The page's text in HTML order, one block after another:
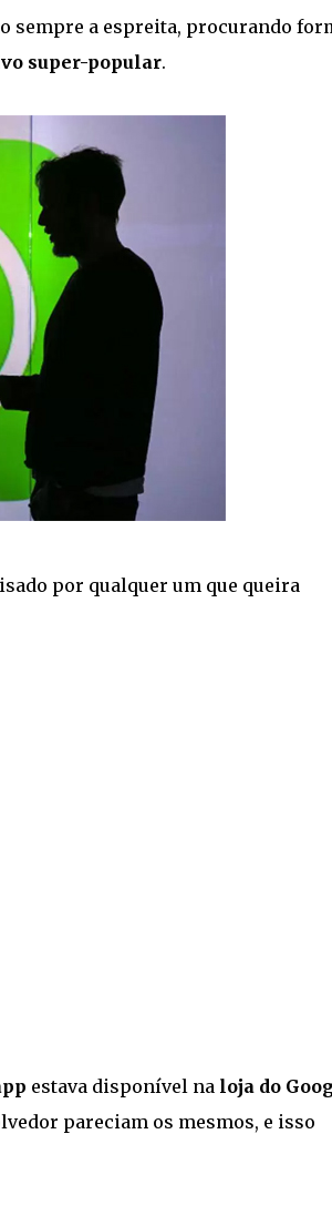
sempre a espreita, procurando
super-popular.
por qualquer um que queira
estava disponível na loja do
pareciam os mesmos, e isso